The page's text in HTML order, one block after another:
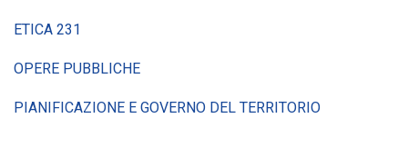
ETICA 231
OPERE PUBBLICHE
PIANIFICAZIONE E GOVERNO DEL TERRITORIO